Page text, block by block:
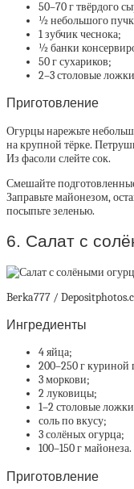
50–70 г твёрдого
½ небольшого
1 зубчик чеснока;
½ банки
50 г сухариков;
2–3 столовые
Приготовление
Огурцы нарежьте
на крупной тёрке.
Из фасоли слейте сок.
Смешайте
Заправьте майонезом,
посыпьте зеленью.
6. Салат с
Berka777 /
Ингредиенты
4 яйца;
200–250 г куриной
3 моркови;
2 луковицы;
1–2 столовые
соль по вкусу;
3 солёных огурца;
100–150 г майонеза.
Приготовление